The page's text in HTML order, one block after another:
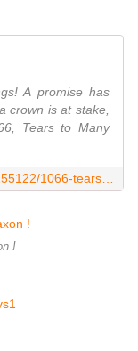
A promise has
crown is at stake,
Tears to Many
!